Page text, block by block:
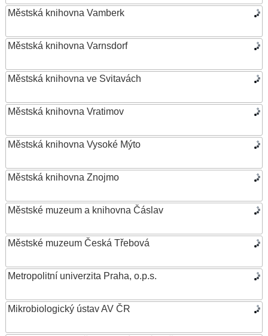
Městská knihovna Vamberk
Městská knihovna Varnsdorf
Městská knihovna ve Svitavách
Městská knihovna Vratimov
Městská knihovna Vysoké Mýto
Městská knihovna Znojmo
Městské muzeum a knihovna Čáslav
Městské muzeum Česká Třebová
Metropolitní univerzita Praha, o.p.s.
Mikrobiologický ústav AV ČR